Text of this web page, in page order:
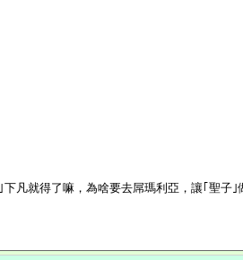
就得了嘛，為啥要去屌瑪利亞，讓｢聖子